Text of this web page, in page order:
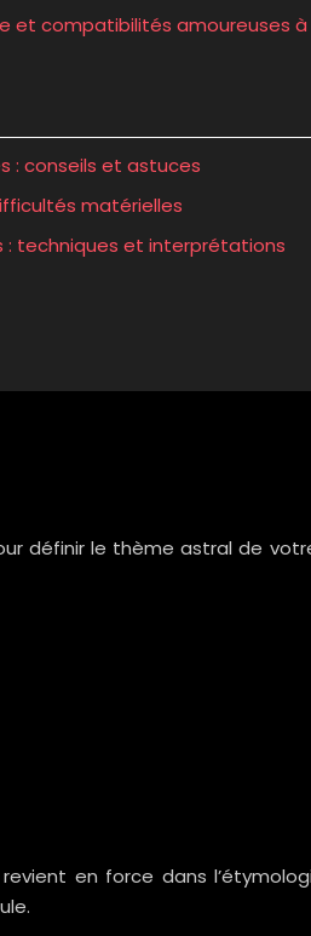
et compatibilités amoureuses
: conseils et astuces
matérielles
techniques et interprétations
définir le thème astral de
en force dans